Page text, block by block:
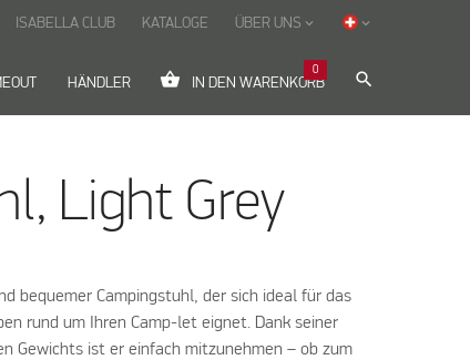
HÄNDLER shopping_basket IN DEN WARENKORB
0
search
ISABELLA CLUB KATALOGE ÜBER UNS keyboard_arrow_down keyboard_arrow_down
Light Grey
bequemer Campingstuhl, der sich ideal für das
rund um Ihren Camp-let eignet. Dank seiner
Gewichts ist er einfach mitzunehmen – ob zum